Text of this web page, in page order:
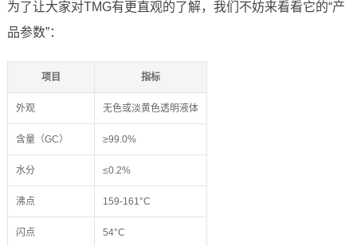
为了让大家对TMG有更直观的了解，我们不妨来看看它的“产
品参数”：
项目 指标
外观 无色或淡黄色透明液体
含量（GC） ≥99.0%
水分 ≤0.2%
沸点 159-161°C
闪点 54°C